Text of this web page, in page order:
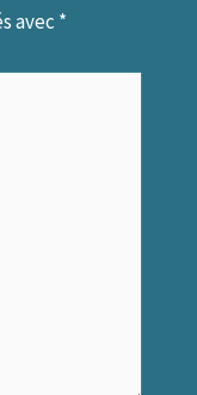
avec *